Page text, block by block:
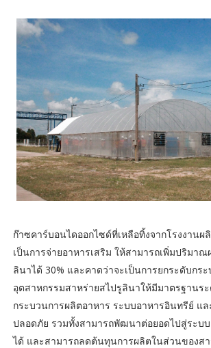
ก๊าซคาร์บอนไดออกไซด์ที่เหลือทิ้งจากโรงงานผ
เป็นการจ่ายอาหารเสริม ให้สามารถเพิ่มปริมา
ลินาได้ 30% และคาดว่าจะเป็นการยกระดับกร
อุตสาหกรรมสาหร่ายสไปรูลินาให้มีมาตรฐานร
กระบวนการผลิตอาหาร ระบบอาหารอินทรีย์ แ
ปลอดภัย รวมทั้งสามารถพัฒนาต่อยอดไปสู่ระบ
ได้ และสามารถลดต้นทุนการผลิตในส่วนของสา